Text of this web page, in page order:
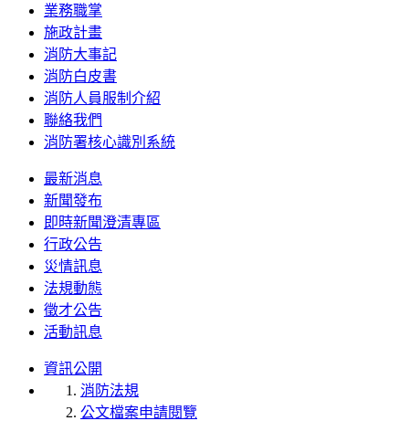
業務職掌
施政計畫
消防大事記
消防白皮書
消防人員服制介紹
聯絡我們
消防署核心識別系統
最新消息
新聞發布
即時新聞澄清專區
行政公告
災情訊息
法規動態
徵才公告
活動訊息
資訊公開
消防法規
公文檔案申請閱覽